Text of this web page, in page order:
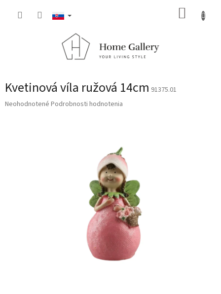
Kvetinová víla ružová 14cm 91375.01
Priemerné
Neohodnotené Podrobnosti hodnotenia